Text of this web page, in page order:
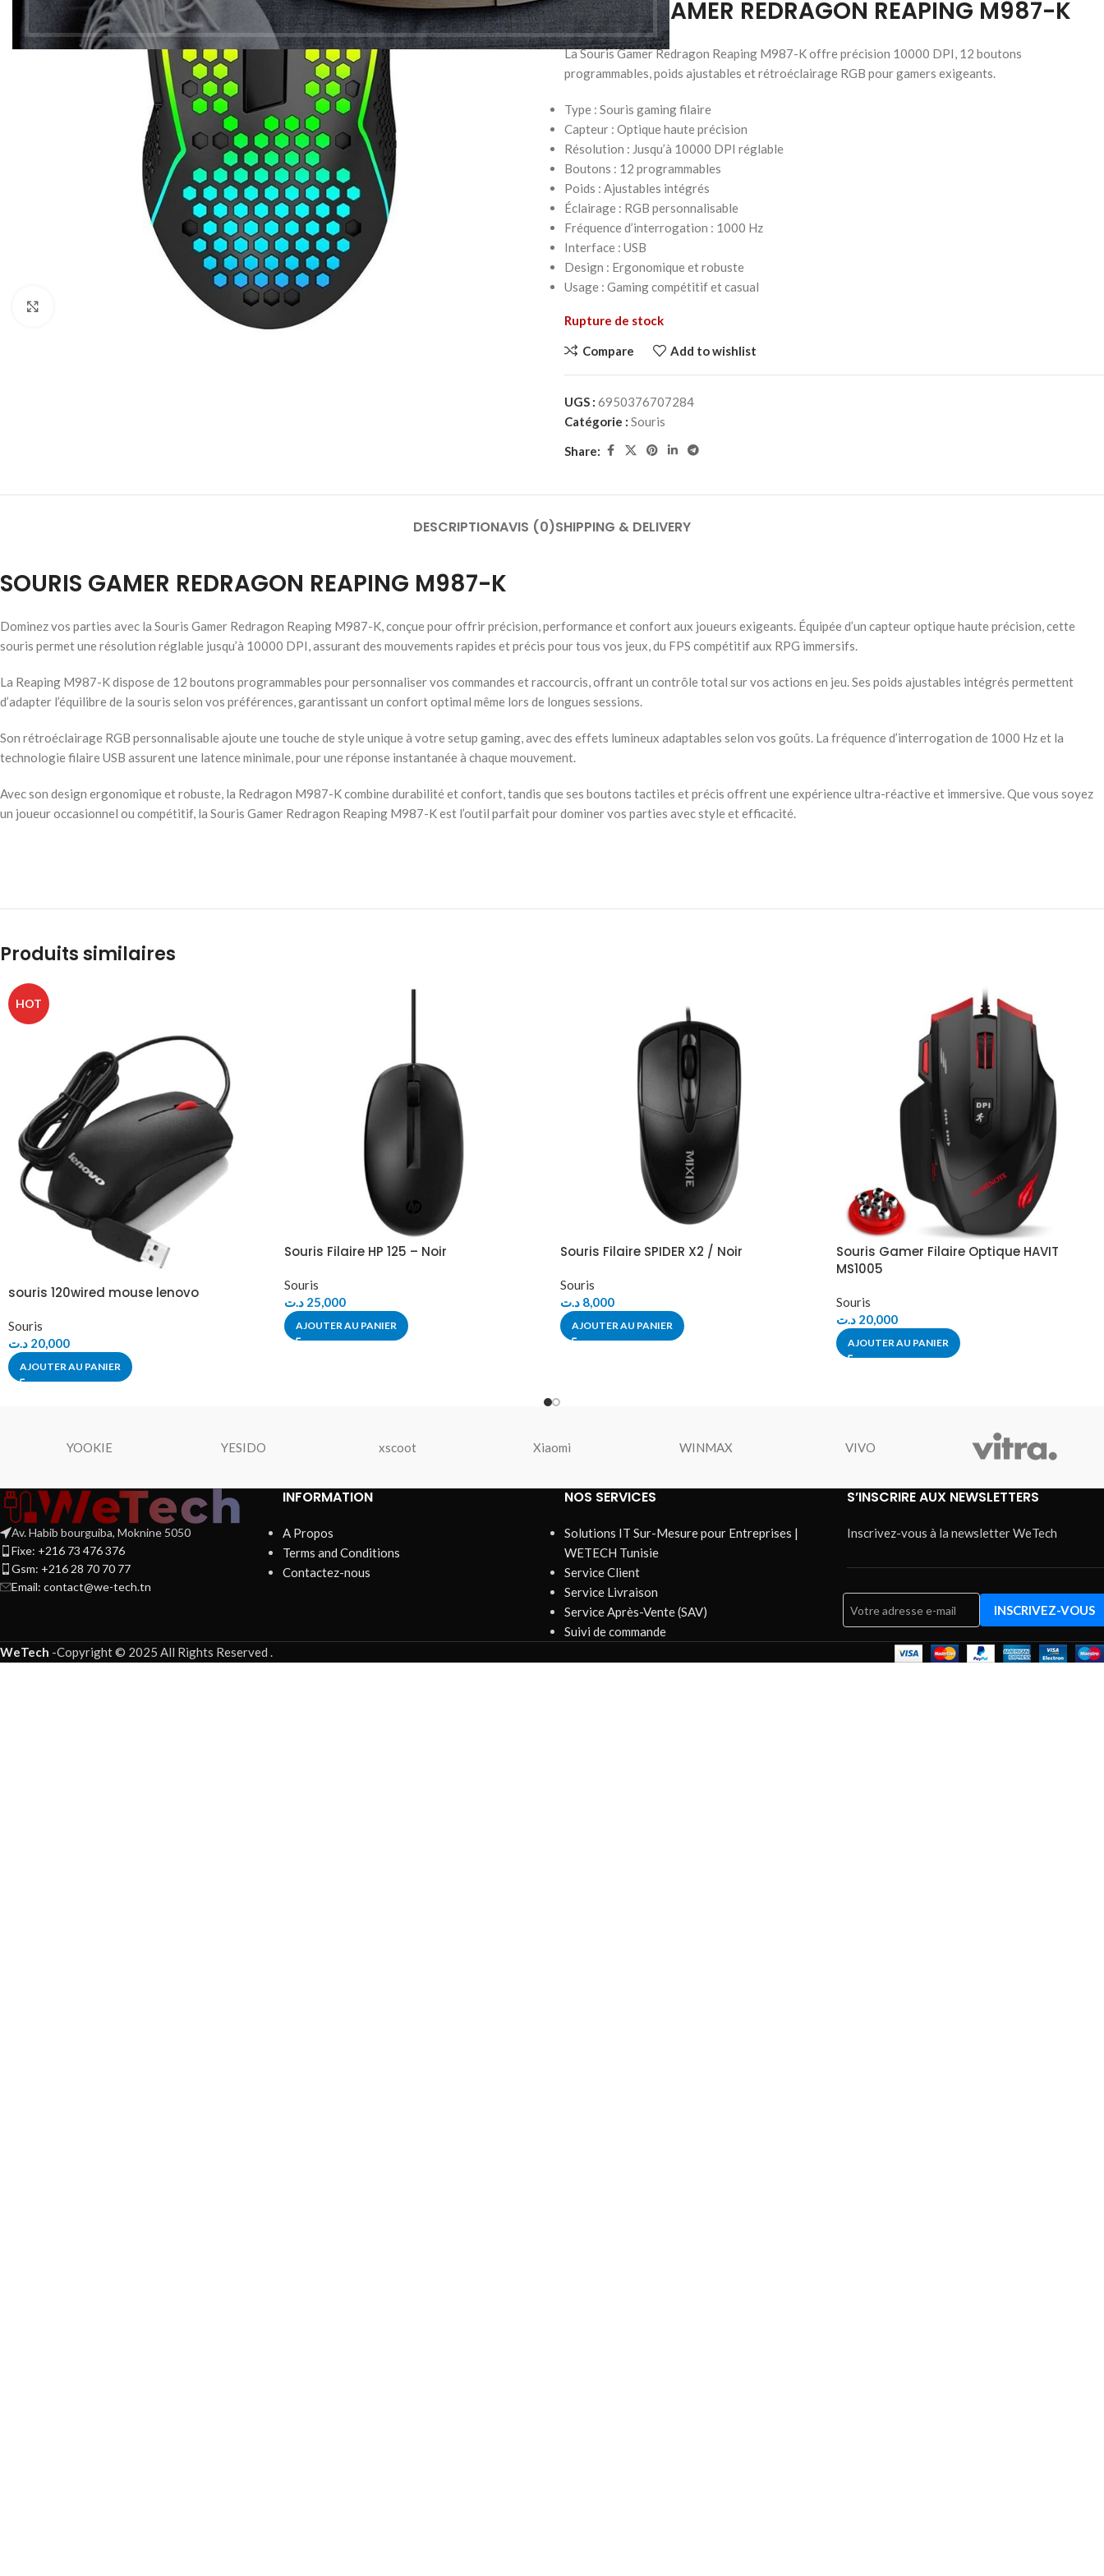
SOURIS GAMER REDRAGON REAPING M987-K
La Souris Gamer Redragon Reaping M987-K offre précision 10000 DPI, 12 boutons
programmables, poids ajustables et rétroéclairage RGB pour gamers exigeants.
Type : Souris gaming filaire
Capteur : Optique haute précision
Résolution : Jusqu’à 10000 DPI réglable
Boutons : 12 programmables
Poids : Ajustables intégrés
Éclairage : RGB personnalisable
Fréquence d’interrogation : 1000 Hz
Interface : USB
Design : Ergonomique et robuste
Usage : Gaming compétitif et casual
Rupture de stock
Compare Add to wishlist
UGS : 6950376707284
Catégorie : Souris
Share:
DESCRIPTIONAVIS (0)SHIPPING & DELIVERY
SOURIS GAMER REDRAGON REAPING M987-K
Dominez vos parties avec la Souris Gamer Redragon Reaping M987-K, conçue pour offrir précision, performance et confort aux joueurs exigeants. Équipée d’un capteur optique haute précision, cette
souris permet une résolution réglable jusqu’à 10000 DPI, assurant des mouvements rapides et précis pour tous vos jeux, du FPS compétitif aux RPG immersifs.
La Reaping M987-K dispose de 12 boutons programmables pour personnaliser vos commandes et raccourcis, offrant un contrôle total sur vos actions en jeu. Ses poids ajustables intégrés permettent
d’adapter l’équilibre de la souris selon vos préférences, garantissant un confort optimal même lors de longues sessions.
Son rétroéclairage RGB personnalisable ajoute une touche de style unique à votre setup gaming, avec des effets lumineux adaptables selon vos goûts. La fréquence d’interrogation de 1000 Hz et la
technologie filaire USB assurent une latence minimale, pour une réponse instantanée à chaque mouvement.
Avec son design ergonomique et robuste, la Redragon M987-K combine durabilité et confort, tandis que ses boutons tactiles et précis offrent une expérience ultra-réactive et immersive. Que vous soyez
un joueur occasionnel ou compétitif, la Souris Gamer Redragon Reaping M987-K est l’outil parfait pour dominer vos parties avec style et efficacité.
Produits similaires
HOT
souris 120wired mouse lenovo
Souris
20,000 د.ت
AJOUTER AU PANIER
Souris Filaire HP 125 – Noir
Souris
25,000 د.ت
AJOUTER AU PANIER
Souris Filaire SPIDER X2 / Noir
Souris
8,000 د.ت
AJOUTER AU PANIER
Souris Gamer Filaire Optique HAVIT
MS1005
Souris
20,000 د.ت
AJOUTER AU PANIER
YOOKIE YESIDO xscoot Xiaomi WINMAX VIVO
Av. Habib bourguiba, Moknine 5050
Fixe: +216 73 476 376
Gsm: +216 28 70 70 77
Email: contact@we-tech.tn
INFORMATION
A Propos
Terms and Conditions
Contactez-nous
NOS SERVICES
Solutions IT Sur-Mesure pour Entreprises |
WETECH Tunisie
Service Client
Service Livraison
Service Après-Vente (SAV)
Suivi de commande
S’INSCRIRE AUX NEWSLETTERS
Inscrivez-vous à la newsletter WeTech
WeTech -Copyright © 2025 All Rights Reserved .